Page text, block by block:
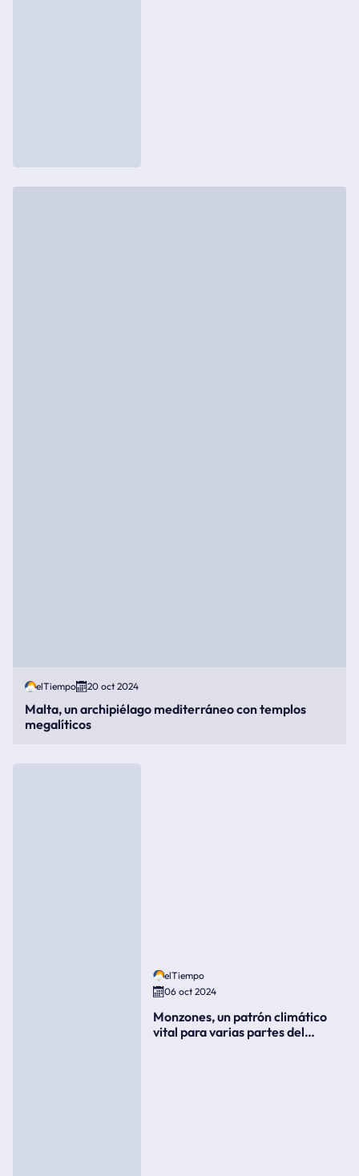
elTiempo 20 oct 2024
Malta, un archipiélago mediterráneo con templos
megalíticos
elTiempo
06 oct 2024
Monzones, un patrón climático
vital para varias partes del